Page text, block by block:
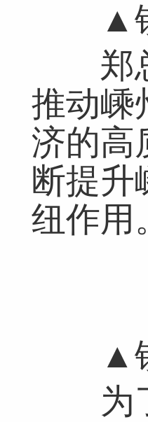
▲锐
郑总
推动嵊
济的高
断提升
纽作用
▲锐
为了